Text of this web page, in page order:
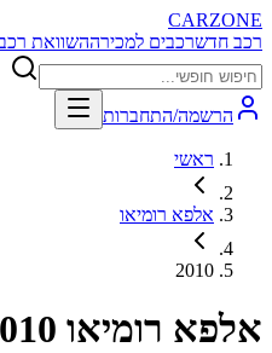
CARZONE
רכב חדשרכבים למכירההשוואת
הרשמה/התחברות
ראשי
אלפא רומיאו
2010
אלפא רומיאו